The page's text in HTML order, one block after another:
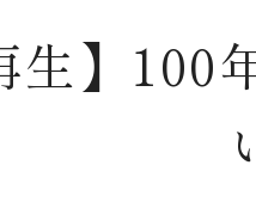
生】